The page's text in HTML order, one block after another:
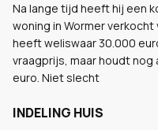
Na lange tijd heeft hij een
woning in Wormer
heeft weliswaar 30.000
vraagprijs, maar houdt nog
euro. Niet slecht
INDELING HUIS